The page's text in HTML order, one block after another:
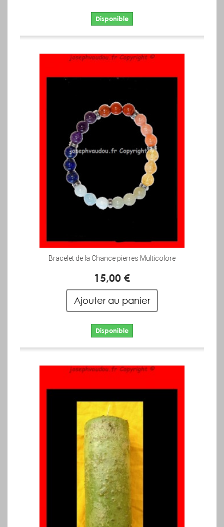
Disponible
Bracelet de la Chance pierres Multicolore
15,00 €
Ajouter au panier
Disponible